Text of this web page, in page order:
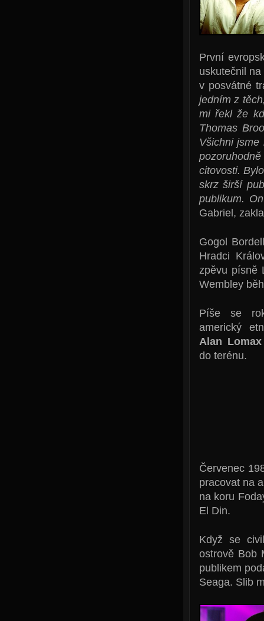
První
uskutečnil
v posvátné
jedním z
mi řekl že
Thomas
Všichni
citovosti.
skrz širší
publikum.
Gabriel,
Gogol
Hradci
zpěvu písně
Wembley
Píše se
americký
Alan Lomax
do terénu.
Červenec
pracovat na
na koru
El Din.
Když se
ostrově Bob
publikem
Seaga. Slib